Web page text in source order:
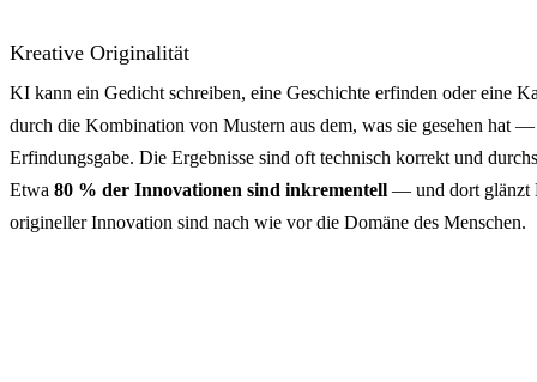
Kreative Originalität
KI kann ein Gedicht schreiben, eine Geschichte erfinden oder eine
durch die Kombination von Mustern aus dem, was sie gesehen hat
Erfindungsgabe. Die Ergebnisse sind oft technisch korrekt und
Etwa 80 % der Innovationen sind inkrementell — und dort glänzt
origineller Innovation sind nach wie vor die Domäne des Menschen.